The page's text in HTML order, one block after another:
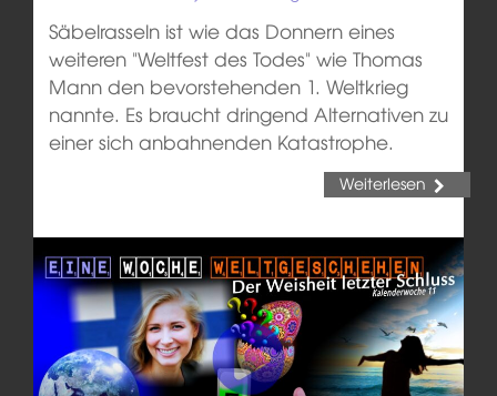
Säbelrasseln ist wie das Donnern eines
weiteren "Weltfest des Todes" wie Thomas
Mann den bevorstehenden 1. Weltkrieg
nannte. Es braucht dringend Alternativen zu
einer sich anbahnenden Katastrophe.
Weiterlesen